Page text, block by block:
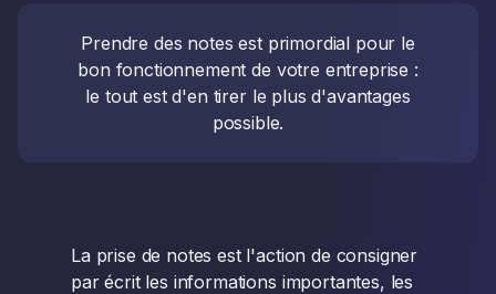
Prendre des notes est primordial pour le
bon fonctionnement de votre entreprise :
le tout est d'en tirer le plus d'avantages
possible.
La prise de notes est l'action de consigner
par écrit les informations importantes, les